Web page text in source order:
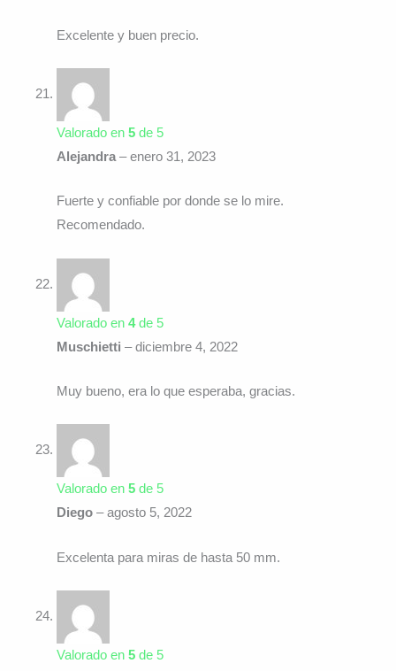
Excelente y buen precio.
Valorado en 5de 5
Alejandra – enero 31, 2023
Fuerte y confiable por donde se lo mire.
Recomendado.
Valorado en 4de 5
Muschietti – diciembre 4, 2022
Muy bueno, era lo que esperaba, gracias.
Valorado en 5de 5
Diego – agosto 5, 2022
Excelenta para miras de hasta 50 mm.
Valorado en 5de 5